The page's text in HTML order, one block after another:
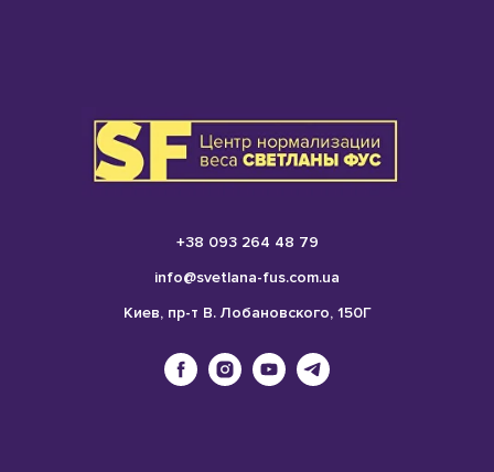
+38 093 264 48 79
info@svetlana-fus.com.ua
Киев, пр-т В. Лобановского, 150Г